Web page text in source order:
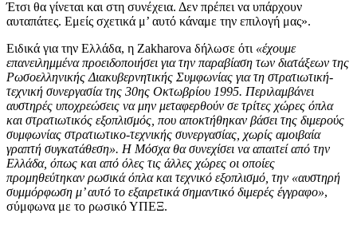
Έτσι θα γίνεται και στη συνέχεια. Δεν πρέπει να υπάρχουν
αυταπάτες. Εμείς σχετικά μ’ αυτό κάναμε την επιλογή μας».
Ειδικά για την Ελλάδα, η Zakharova δήλωσε ότι «έχουμε
επανειλημμένα προειδοποιήσει για την παραβίαση των διατάξεων της
Ρωσοελληνικής Διακυβερνητικής Συμφωνίας για τη στρατιωτική-
τεχνική συνεργασία της 30ης Οκτωβρίου 1995. Περιλαμβάνει
αυστηρές υποχρεώσεις να μην μεταφερθούν σε τρίτες χώρες όπλα
και στρατιωτικός εξοπλισμός, που αποκτήθηκαν βάσει της διμερούς
συμφωνίας στρατιωτικο-τεχνικής συνεργασίας, χωρίς αμοιβαία
γραπτή συγκατάθεση». Η Μόσχα θα συνεχίσει να απαιτεί από την
Ελλάδα, όπως και από όλες τις άλλες χώρες οι οποίες
προμηθεύτηκαν ρωσικά όπλα και τεχνικό εξοπλισμό, την «αυστηρή
συμμόρφωση μ’ αυτό το εξαιρετικά σημαντικό διμερές έγγραφο»,
σύμφωνα με το ρωσικό ΥΠΕΞ.